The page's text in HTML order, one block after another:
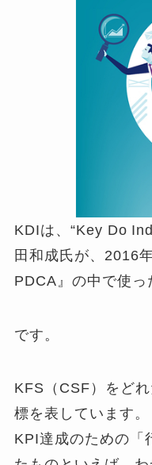
KDIは、“Key Do
田和成氏が、2016
PDCA』の中で使っ
です。
KFS（CSF）をど
標を表しています。
KPI達成のための「